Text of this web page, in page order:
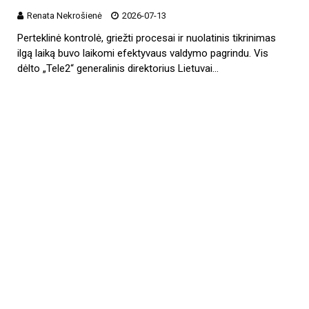
Renata Nekrošienė 2026-07-13
Perteklinė kontrolė, griežti procesai ir nuolatinis tikrinimas
ilgą laiką buvo laikomi efektyvaus valdymo pagrindu. Vis
dėlto „Tele2“ generalinis direktorius Lietuvai…